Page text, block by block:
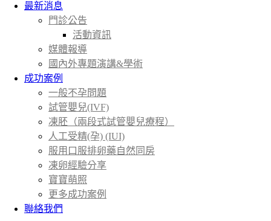
最新消息
門診公告
活動資訊
媒體報導
國內外專題演講&學術
成功案例
一般不孕問題
試管嬰兒(IVF)
凍胚（兩段式試管嬰兒療程）
人工受精(孕) (IUI)
服用口服排卵藥自然同房
凍卵經驗分享
寶寶萌照
更多成功案例
聯絡我們